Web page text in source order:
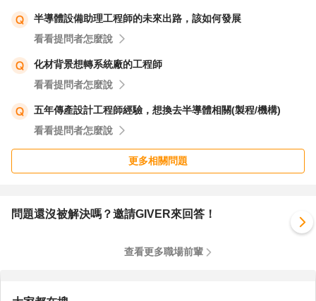
半導體設備助理工程師的未來出路，該如何發展
看看提問者怎麼說
化材背景想轉系統廠的工程師
看看提問者怎麼說
五年傳產設計工程師經驗，想換去半導體相關(製程/機構)
看看提問者怎麼說
更多相關問題
問題還沒被解決嗎？邀請GIVER來回答！
查看更多職場前輩